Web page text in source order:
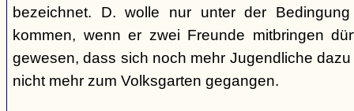
bezeichnet. D. wolle nur unter der
kommen, wenn er zwei Freunde mitbringen
gewesen, dass sich noch mehr Jugendliche
nicht mehr zum Volksgarten gegangen.